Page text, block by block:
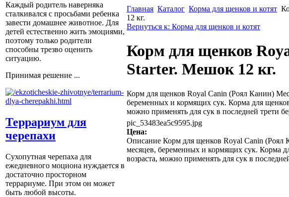
Каждый родитель наверняка
сталкивался с просьбами ребенка
завести домашнее животное. Для
детей естественно жить эмоциями,
поэтому только родители
способны трезво оценить
ситуацию.
Принимая решение ...
Террариум для
черепахи
Сухопутная черепаха для
ежедневного моциона нуждается в
достаточно просторном
террариуме. При этом он может
быть любой высоты.
Главная Каталог Корма для щенков и котят
12 кг.
Вернуться к: Корма для щенков и котят
Корм для щенков
Starter. Мешок 12 кг.
Корм для щенков Royal Canin (Роял Канин)
беременных и кормящих сук. Корма для
можно применять для сук в последней трети
pic_53483ea5c9595.jpg
Цена:
Описание Корм для щенков Royal Canin (Роял
месяцев, беременных и кормящих сук. Корма
возраста, можно применять для сук в